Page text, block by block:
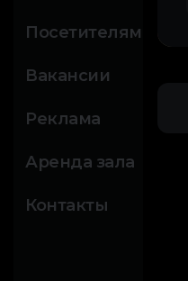
Посетителям
Вакансии
Реклама
Аренда зала
Контакты